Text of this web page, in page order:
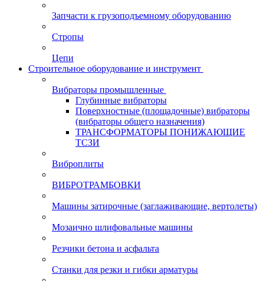
Запчасти к грузоподъемному оборудованию
Стропы
Цепи
Строительное оборудование и инструмент
Вибраторы промышленные
Глубинные вибраторы
Поверхностные (площадочные) вибраторы
(вибраторы общего назначения)
ТРАНСФОРМАТОРЫ ПОНИЖАЮЩИЕ
ТСЗИ
Виброплиты
ВИБРОТРАМБОВКИ
Машины затирочные (заглаживающие, вертолеты)
Мозаично шлифовальные машины
Резчики бетона и асфальта
Станки для резки и гибки арматуры